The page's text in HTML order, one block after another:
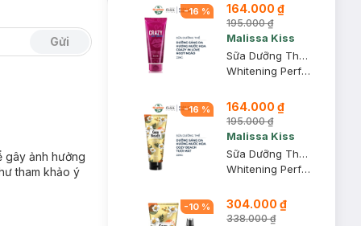
Gửi
gây ảnh hưởng
tham khảo ý
-16 % 164.000 ₫
195.000 ₫
Malissa Kiss
Sữa Dưỡng Thể Malissa Kiss Sáng Da #Crazy In Love 226g
Whitening Perfume Body Lotion
-16 % 164.000 ₫
195.000 ₫
Malissa Kiss
Sữa Dưỡng Thể Malissa Kiss Sáng Da #Cozy Beach 226g
Whitening Perfume Lotion
-10 % 304.000 ₫
338.000 ₫